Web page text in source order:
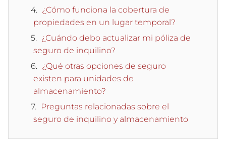
¿Cómo funciona la cobertura de
propiedades en un lugar temporal?
¿Cuándo debo actualizar mi póliza de
seguro de inquilino?
¿Qué otras opciones de seguro
existen para unidades de
almacenamiento?
Preguntas relacionadas sobre el
seguro de inquilino y almacenamiento